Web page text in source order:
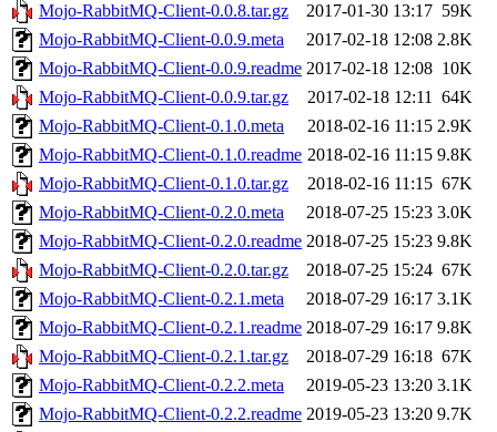
Mojo-RabbitMQ-Client-0.0.8.tar.gz
2017-01-30 13:17 59K
Mojo-RabbitMQ-Client-0.0.9.meta
2017-02-18 12:08 2.8K
Mojo-RabbitMQ-Client-0.0.9.readme 2017-02-18 12:08 10K
Mojo-RabbitMQ-Client-0.0.9.tar.gz
2017-02-18 12:11 64K
Mojo-RabbitMQ-Client-0.1.0.meta
2018-02-16 11:15 2.9K
Mojo-RabbitMQ-Client-0.1.0.readme 2018-02-16 11:15 9.8K
Mojo-RabbitMQ-Client-0.1.0.tar.gz
2018-02-16 11:15 67K
Mojo-RabbitMQ-Client-0.2.0.meta
2018-07-25 15:23 3.0K
Mojo-RabbitMQ-Client-0.2.0.readme 2018-07-25 15:23 9.8K
Mojo-RabbitMQ-Client-0.2.0.tar.gz
2018-07-25 15:24 67K
Mojo-RabbitMQ-Client-0.2.1.meta
2018-07-29 16:17 3.1K
Mojo-RabbitMQ-Client-0.2.1.readme 2018-07-29 16:17 9.8K
Mojo-RabbitMQ-Client-0.2.1.tar.gz
2018-07-29 16:18 67K
Mojo-RabbitMQ-Client-0.2.2.meta
2019-05-23 13:20 3.1K
Mojo-RabbitMQ-Client-0.2.2.readme 2019-05-23 13:20 9.7K